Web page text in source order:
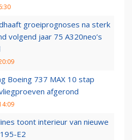
groeiprognoses na sterk
volgend jaar 75 A320neo’s
Boeing 737 MAX 10 stap
afgerond
toont interieur van nieuwe
E2